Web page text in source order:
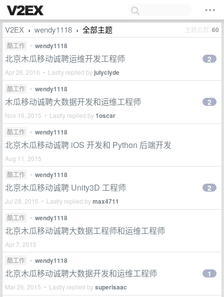
V2EX › wendy1118 › 全部主题 主题总数 60
酷工作 • wendy1118
北京木瓜移动诚聘运维开发工程师
Apr 26, 2016 • Lastly replied by julyclyde
2
酷工作 • wendy1118
木瓜移动诚聘大数据开发和运维工程师
Nov 16, 2015 • Lastly replied by1oscar
2
酷工作 • wendy1118
北京木瓜移动诚聘 iOS 开发和 Python 后端开发
Aug 11, 2015
酷工作
• wendy1118
北京木瓜移动诚聘 Unity3D 工程师
Jul 28, 2015 • Lastly replied bymax4711
2
酷工作 • wendy1118
北京木瓜移动诚聘大数据工程师和运维工程师
Apr 7, 2015
酷工作
• wendy1118
北京木瓜移动诚聘大数据开发和运维工程师
Mar 26, 2015 • Lastly replied bysuperisaac
1